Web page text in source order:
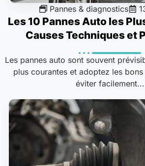
Pannes & diagnostics
Les 10 Pannes Auto les
Causes Techniques et
Les pannes auto sont souvent
plus courantes et adoptez les
éviter facilement...